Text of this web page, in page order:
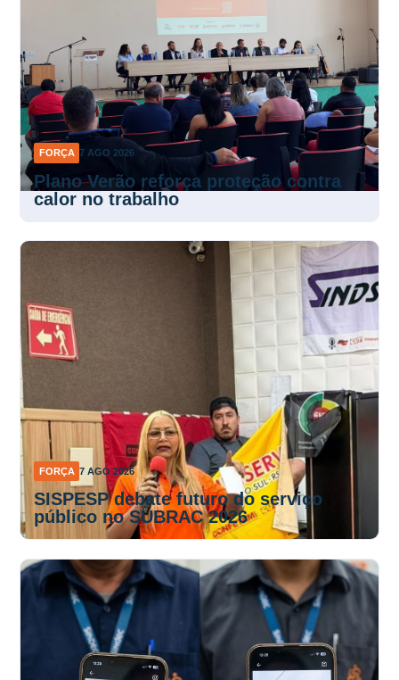
FORÇA 7 AGO 2026
Plano Verão reforça proteção contra
calor no trabalho
FORÇA 7 AGO 2026
SISPESP debate futuro do serviço
público no SUBRAC 2026